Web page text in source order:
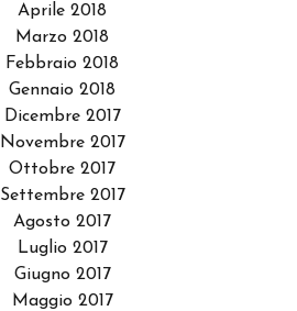
Aprile 2018
Marzo 2018
Febbraio 2018
Gennaio 2018
Dicembre 2017
Novembre 2017
Ottobre 2017
Settembre 2017
Agosto 2017
Luglio 2017
Giugno 2017
Maggio 2017